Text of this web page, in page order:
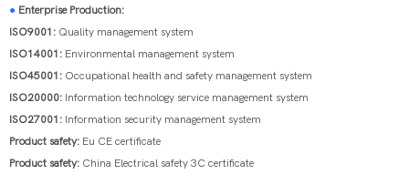
● Enterprise Production:
ISO9001: Quality management system
ISO14001: Environmental management system
ISO45001: Occupational health and safety management system
ISO20000: Information technology service management system
ISO27001: Information security management system
Product safety: Eu CE certificate
Product safety: China Electrical safety 3C certificate